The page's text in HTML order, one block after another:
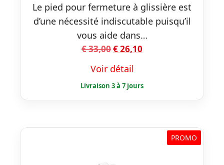
Le pied pour fermeture à glissière est
d’une nécessité indiscutable puisqu’il
vous aide dans…
€33,00Le
initial
était :
€ 33,00.
€26,10
est :
€ 26,10.
Voir détail
PROMO